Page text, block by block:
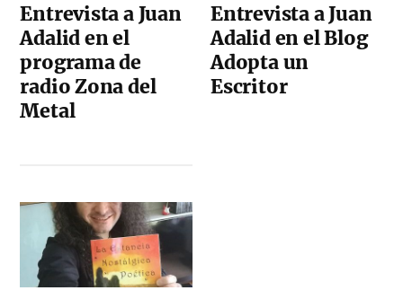
Entrevista a Juan
Adalid en el
programa de
radio Zona del
Metal
Entrevista a Juan
Adalid en el Blog
Adopta un
Escritor